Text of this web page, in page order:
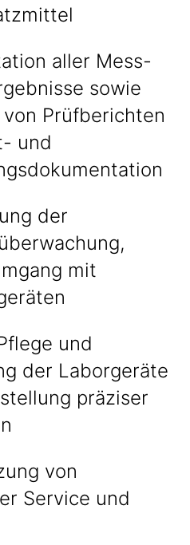
aller Mess-
sowie
Prüfberichten
und
der
mit
und
der Laborgeräte
präziser
von
Service und